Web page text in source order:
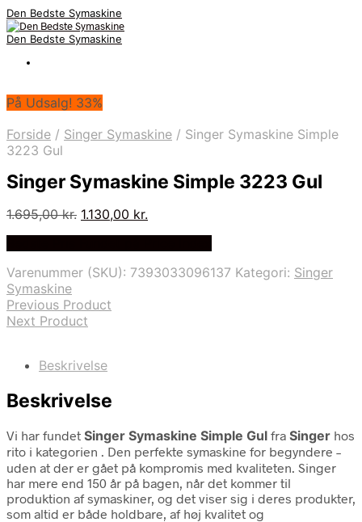
Den Bedste Symaskine
Den Bedste Symaskine
På Udsalg! 33%
Forside / Singer Symaskine / Singer Symaskine Simple
3223 Gul
Singer Symaskine Simple 3223 Gul
1.695,00kr. Den
1.695,00 kr..
1.130,00 kr.
1.130,00 kr..
Varenummer (SKU): 7393033096137 Kategori: Singer
Symaskine
Previous Product
Next Product
Beskrivelse
Beskrivelse
Vi har fundet Singer Symaskine Simple Gul fra Singer hos
rito i kategorien . Den perfekte symaskine for begyndere –
uden at der er gået på kompromis med kvaliteten. Singer
har mere end 150 år på bagen, når det kommer til
produktion af symaskiner, og det viser sig i deres produkter,
som altid er både holdbare, af høj kvalitet og